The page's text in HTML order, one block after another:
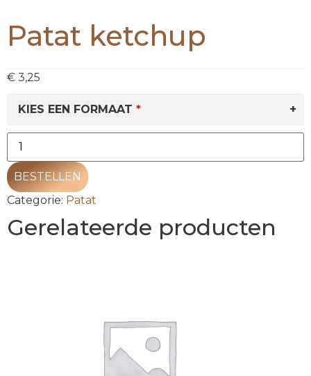
Patat ketchup
€ 3,25
KIES EEN FORMAAT
BESTELLEN
Categorie: Patat
Gerelateerde producten